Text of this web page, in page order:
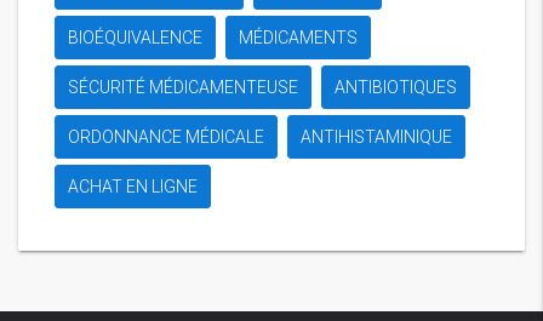
BIOÉQUIVALENCE MÉDICAMENTS
SÉCURITÉ MÉDICAMENTEUSE ANTIBIOTIQUES
ORDONNANCE MÉDICALE ANTIHISTAMINIQUE
ACHAT EN LIGNE